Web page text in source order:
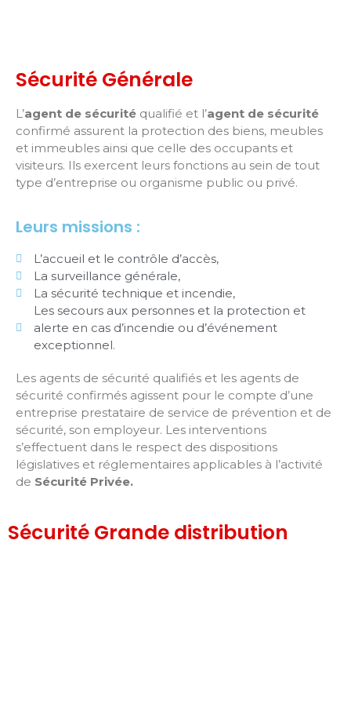
Sécurité Générale
L’agent de sécurité qualifié et l’agent de sécurité
confirmé assurent la protection des biens, meubles
et immeubles ainsi que celle des occupants et
visiteurs. Ils exercent leurs fonctions au sein de tout
type d’entreprise ou organisme public ou privé.
Leurs missions :
L’accueil et le contrôle d’accès,
La surveillance générale,
La sécurité technique et incendie,
Les secours aux personnes et la protection et
alerte en cas d’incendie ou d’événement
exceptionnel.
Les agents de sécurité qualifiés et les agents de
sécurité confirmés agissent pour le compte d’une
entreprise prestataire de service de prévention et de
sécurité, son employeur. Les interventions
s’effectuent dans le respect des dispositions
législatives et réglementaires applicables à l’activité
de Sécurité Privée.
Sécurité Grande distribution